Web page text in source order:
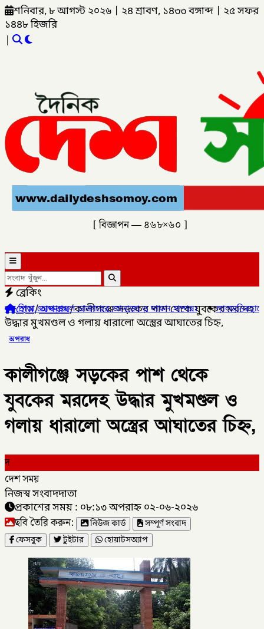
শনিবার, ৮ আগস্ট ২০২৬ ২৪ শ্রাবণ, ১৪৩৩ বঙ্গাব্দ
২৫ সফর
১৪৪৮ হিজরি
|
[ বিজ্ঞাপন — ৪৬৮×৬০ ]
ব্রেকিং
ডাক্তারের জানাজা ও দাফন সম্পন্ন।✦লালমনিরহাটের ৫
হোম/অপরাধ/কালীগঞ্জে সড়কের পাশ থেকে যুবকের মরদেহ
উদ্ধার মুখমণ্ডল ও গলায় ধারালো অস্ত্রের আঘাতের চিহ্ন,
অপরাধ
কালীগঞ্জে সড়কের পাশ থেকে
যুবকের মরদেহ উদ্ধার মুখমণ্ডল ও
গলায় ধারালো অস্ত্রের আঘাতের চিহ্ন,
দ
দেশ সময়
নিজস্ব সংবাদদাতা
প্রকাশের সময় : ০৮:১৩ অপরাহ্ন ০২-০৬-২০২৬
ছবি তৈরি করুন: নিউজ কার্ড
সম্পূর্ণ সংবাদ
ফেসবুক
টুইটার হোয়াটসঅ্যাপ